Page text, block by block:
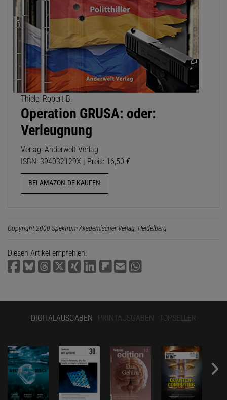
Thiele, Robert B.
Operation GRUSA: oder:
Verleugnung
Verlag: Anderwelt Verlag
ISBN: 394032129X | Preis: 16,50 €
BEI AMAZON.DE KAUFEN
Copyright 2000 Spektrum Akademischer Verlag, Heidelberg
Diesen Artikel empfehlen:
DIGITALAUSGABEN PRINTAUSGABEN TOPSELLER